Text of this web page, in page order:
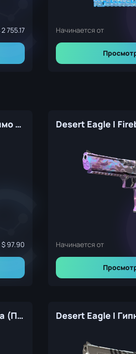
2 755.17 Начинается от
Desert Eagle | Ночь (Прямо с завода)
97.90 Начинается от
Desert Eagle | Директива (Прямо с завода)